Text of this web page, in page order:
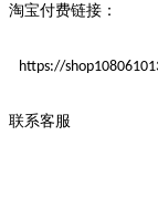
淘宝付费链接：
https://
联系客服